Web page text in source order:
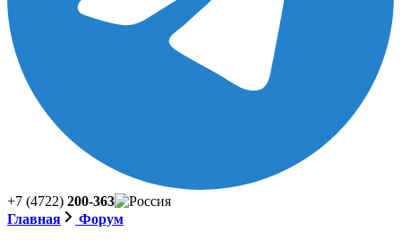
+7 (4722) 200-363
Главная
Форум